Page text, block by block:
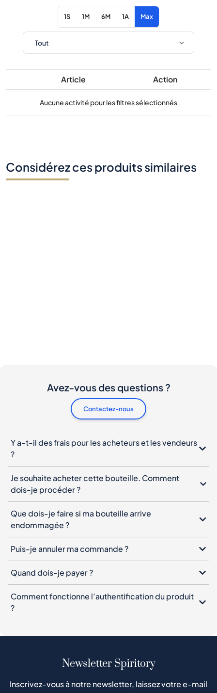
1S 1M 6M 1A Max
Article Action
Aucune activité pour les filtres sélectionnés
Considérez ces produits similaires
Avez-vous des questions ?
Contactez-nous
Y a-t-il des frais pour les acheteurs et les vendeurs
?
Je souhaite acheter cette bouteille. Comment
dois-je procéder ?
Que dois-je faire si ma bouteille arrive
endommagée ?
Puis-je annuler ma commande ?
Quand dois-je payer ?
Comment fonctionne l’authentification du produit
?
Newsletter Spiritory
Inscrivez-vous à notre newsletter, laissez votre e-mail